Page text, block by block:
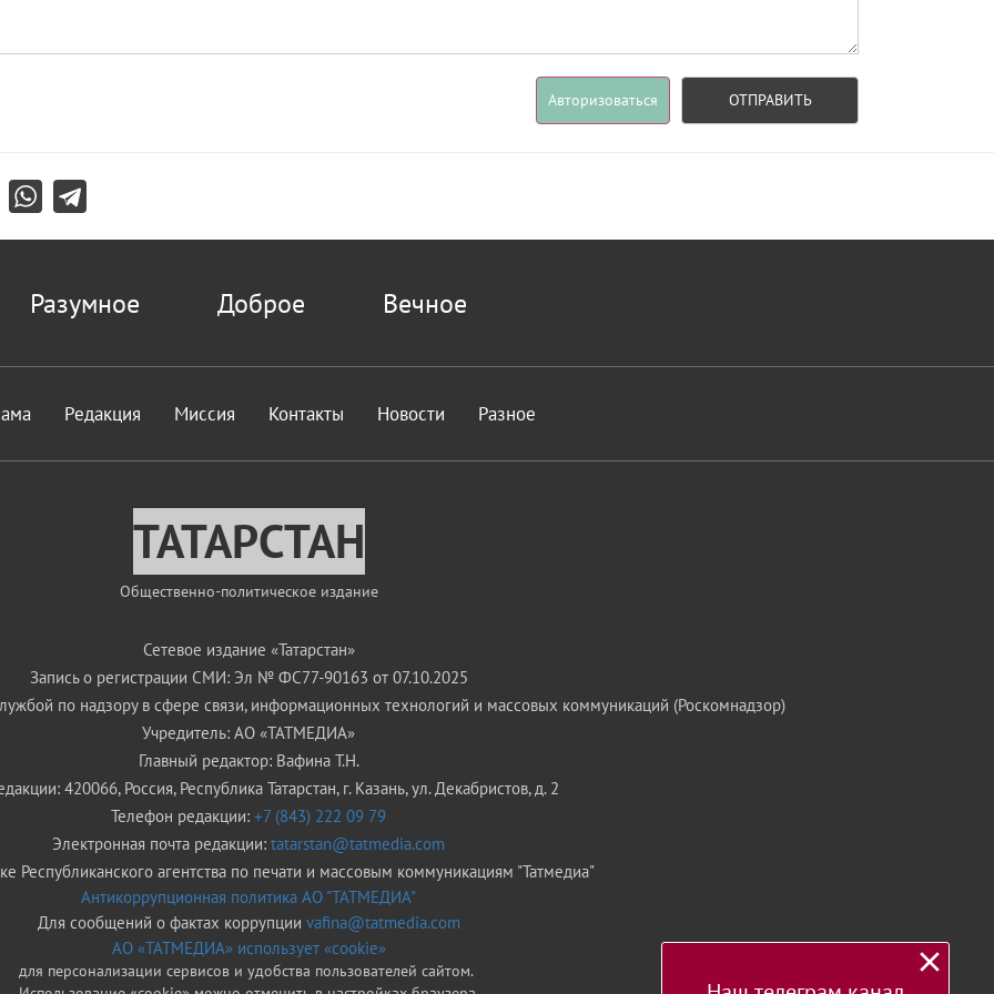
Авторизоваться ОТПРАВИТЬ
Разумное Доброе Вечное
Редакция Миссия Контакты Новости Разное
ТАТАРСТАН
Общественно-политическое издание
Сетевое издание «Татарстан»
Запись о регистрации СМИ: Эл № ФС77-90163 от 07.10.2025
по надзору в сфере связи, информационных технологий и массовых коммуникаций (Роскомнадзор)
Учредитель: АО «ТАТМЕДИА»
Главный редактор: Вафина Т.Н.
420066, Россия, Республика Татарстан, г. Казань, ул. Декабристов, д. 2
Телефон редакции: +7 (843) 222 09 79
Электронная почта редакции: tatarstan@tatmedia.com
Республиканского агентства по печати и массовым коммуникациям "Татмедиа"
Антикоррупционная политика АО "ТАТМЕДИА"
Для сообщений о фактах коррупции vafina@tatmedia.com
АО «ТАТМЕДИА» использует «cookie»
для персонализации сервисов и удобства пользователей сайтом.